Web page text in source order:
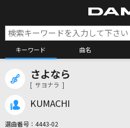
キーワード 曲名
さよなら
[ サヨナラ ]
KUMACHI
選曲番号： 4443-02